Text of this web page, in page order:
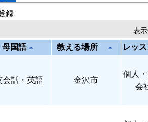
録
表
母国語arrow_drop_up 教える場所 arrow_drop_up レッ
会話・英語 金沢市
個人
会